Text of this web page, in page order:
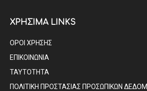
ΧΡΗΣΙΜΑ LINKS
ΟΡΟΙ ΧΡΗΣΗΣ
ΕΠΙΚΟΙΝΩΝΙΑ
ΤΑΥΤΟΤΗΤΑ
ΠΟΛΙΤΙΚΗ ΠΡΟΣΤΑΣΙΑΣ ΠΡΟΣΩΠΙΚΩΝ